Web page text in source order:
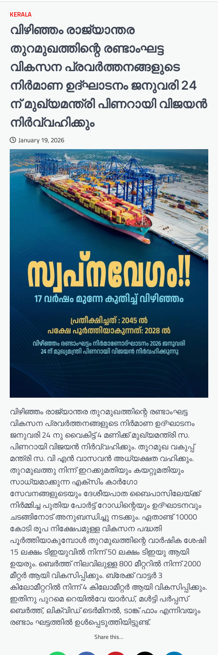
KERALA
വിഴിഞ്ഞം രാജ്യാന്തര
തുറമുഖത്തിന്റെ രണ്ടാംഘട്ട
വികസന പ്രവർത്തനങ്ങളുടെ
നിർമാണ ഉദ്ഘാടനം ജനുവരി 24
ന് മുഖ്യമന്ത്രി പിണറായി വിജയൻ
നിർവ്വഹിക്കും
January 19, 2026
വിഴിഞ്ഞം രാജ്യാന്തര തുറമുഖത്തിന്റെ രണ്ടാംഘട്ട
വികസന പ്രവർത്തനങ്ങളുടെ നിർമാണ ഉദ്ഘാടനം
ജനുവരി 24 നു വൈകിട്ട് 4 മണിക്ക് മുഖ്യമന്ത്രി സ.
പിണറായി വിജയൻ നിർവ്വഹിക്കും. തുറമുഖ വകുപ്പ്
മന്ത്രി സ. വി എൻ വാസവൻ അധ്യക്ഷത വഹിക്കും.
തുറമുഖത്തു നിന്ന് ഇറക്കുമതിയും കയറ്റുമതിയും
സാധ്യമാക്കുന്ന എക്സിം കാർഗോ
സേവനങ്ങളുടെയും ദേശീയപാത ബൈപാസിലേയ്ക്ക്
നിർമ്മിച്ച പുതിയ പോർട്ട് റോഡിന്റെയും ഉദ്ഘാടനവും
ചടങ്ങിനോട് അനുബന്ധിച്ചു നടക്കും. ഏതാണ്ട് 10000
കോടി രൂപ നിക്ഷേപമുള്ള വികസന പദ്ധതി
പൂർത്തിയാകുമ്പോൾ തുറമുഖത്തിന്റെ വാർഷിക ശേഷി
15 ലക്ഷം ടിഇയുവിൽ നിന്ന് 50 ലക്ഷം ടിഇയു ആയി
ഉയരും. ബെർത്ത് നിലവിലുള്ള 800 മീറ്ററിൽ നിന്ന് 2000
മീറ്റർ ആയി വികസിപ്പിക്കും. ബ്രേക്ക് വാട്ടർ 3
കിലോമീറ്ററിൽ നിന്ന് 4 കിലോമീറ്റർ ആയി വികസിപ്പിക്കും.
ഇതിനു പുറമെ റെയിൽവേ യാർഡ്, മൾട്ടി പർപ്പസ്
ബെർത്ത്, ലിക്വിഡ് ടെർമിനൽ, ടാങ്ക് ഫാം എന്നിവയും
രണ്ടാം ഘട്ടത്തിൽ ഉൾപ്പെടുത്തിയിട്ടുണ്ട്.
Share this...